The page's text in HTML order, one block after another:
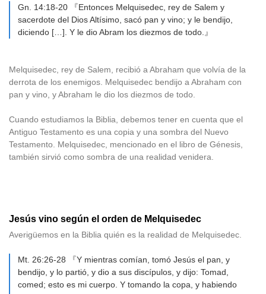
Gn. 14:18-20 『Entonces Melquisedec, rey de Salem y
sacerdote del Dios Altísimo, sacó pan y vino; y le bendijo,
diciendo […]. Y le dio Abram los diezmos de todo.』
Melquisedec, rey de Salem, recibió a Abraham que volvía de la
derrota de los enemigos. Melquisedec bendijo a Abraham con
pan y vino, y Abraham le dio los diezmos de todo.
Cuando estudiamos la Biblia, debemos tener en cuenta que el
Antiguo Testamento es una copia y una sombra del Nuevo
Testamento. Melquisedec, mencionado en el libro de Génesis,
también sirvió como sombra de una realidad venidera.
Jesús vino según el orden de Melquisedec
Averigüemos en la Biblia quién es la realidad de Melquisedec.
Mt. 26:26-28 『Y mientras comían, tomó Jesús el pan, y
bendijo, y lo partió, y dio a sus discípulos, y dijo: Tomad,
comed; esto es mi cuerpo. Y tomando la copa, y habiendo